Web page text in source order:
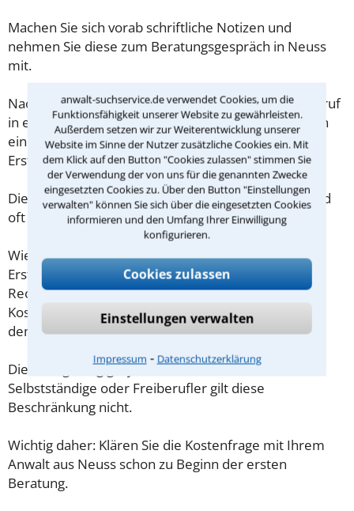
anwalt-suchservice.de verwendet Cookies, um die
Funktionsfähigkeit unserer Website zu gewährleisten.
Außerdem setzen wir zur Weiterentwicklung unserer
Website im Sinne der Nutzer zusätzliche Cookies ein. Mit
dem Klick auf den Button "Cookies zulassen" stimmen Sie
der Verwendung der von uns für die genannten Zwecke
eingesetzten Cookies zu. Über den Button "Einstellungen
verwalten" können Sie sich über die eingesetzten Cookies
informieren und den Umfang Ihrer Einwilligung
konfigurieren.
Cookies zulassen
Einstellungen verwalten
Impressum ⁃ Datenschutzerklärung
Machen Sie sich vorab schriftliche Notizen und
nehmen Sie diese zum Beratungsgespräch in Neuss
mit.
Nachdem Sie über das Kontaktformular einen Rückruf
in einer Kanzlei angefordert haben, stellen wir Ihnen
eine Checkliste zur Verfügung, mit der Sie das
Erstgespräch ausreichend vorbereiten können.
Die Kosten eines Anwalts für Kaufrecht in Neuss sind
oft geringer als gedacht!
Wieviel ein Rechtsanwalt in Neuss für eine
Erstberatung verlangen darf, ist in §34 des
Rechtsanwaltsvergütungsgesetz (RVG) geregelt. Die
Kosten für das erste Beratungsgespräch betragen
demnach maximal 190,00 € zzgl. MwSt.
Diese Regelung gilt jedoch nur für Verbraucher. Für
Selbstständige oder Freiberufler gilt diese
Beschränkung nicht.
Wichtig daher: Klären Sie die Kostenfrage mit Ihrem
Anwalt aus Neuss schon zu Beginn der ersten
Beratung.